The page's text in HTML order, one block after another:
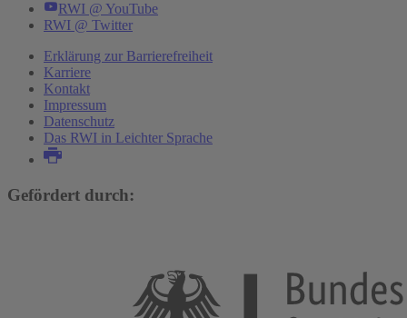
RWI @ YouTube
RWI @ Twitter
Erklärung zur Barrierefreiheit
Karriere
Kontakt
Impressum
Datenschutz
Das RWI in Leichter Sprache
Gefördert durch: